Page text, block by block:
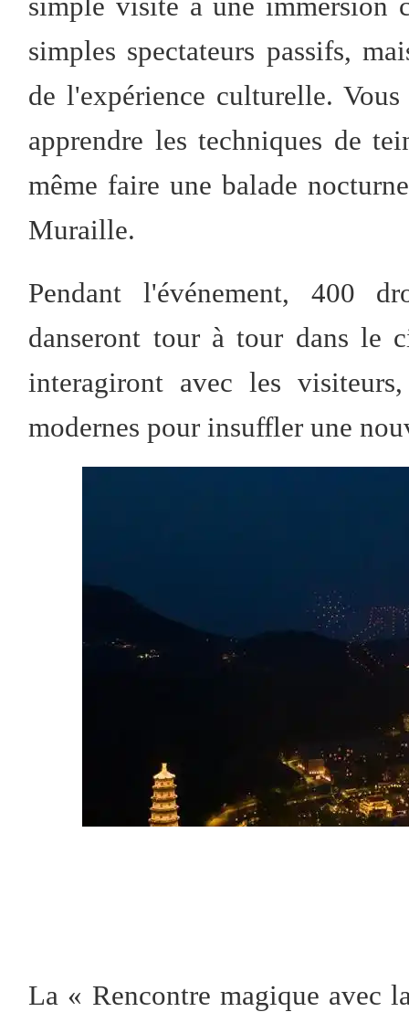
simples spectateurs passifs,
de l'expérience culturelle.
apprendre les techniques de
même faire une balade
Muraille.
Pendant l'événement, 400
danseront tour à tour dans le
interagiront avec les
modernes pour insuffler une
La « Rencontre magique avec